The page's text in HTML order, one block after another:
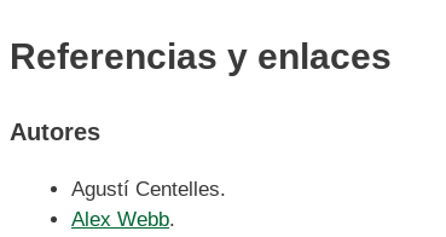
Referencias y enlaces
Autores
Agustí Centelles.
Alex Webb.